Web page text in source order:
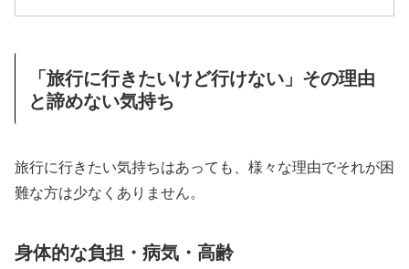
「旅行に行きたいけど行けない」その理由
と諦めない気持ち
旅行に行きたい気持ちはあっても、様々な理由でそれが困
難な方は少なくありません。
身体的な負担・病気・高齢